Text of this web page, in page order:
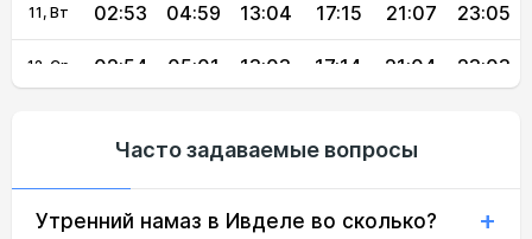
11, Вт 02:53 04:59 13:04 17:15 21:07 23:05
12, Ср 02:54 05:01 13:03 17:14 21:04 23:03
15, Сб 02:57 05:09 13:03 17:09 20:55 22:59
Часто задаваемые вопросы
Утренний намаз в Ивделе во сколько?